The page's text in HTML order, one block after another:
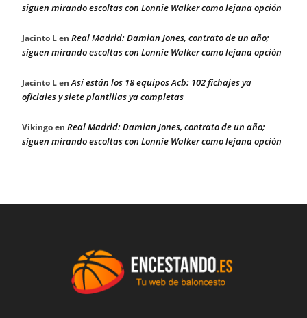
siguen mirando escoltas con Lonnie Walker como lejana opción
Jacinto Len Real Madrid: Damian Jones, contrato de un año;
siguen mirando escoltas con Lonnie Walker como lejana opción
Jacinto LenAsí están los 18 equipos Acb: 102 fichajes ya
oficiales y siete plantillas ya completas
Vikingoen Real Madrid: Damian Jones, contrato de un año;
siguen mirando escoltas con Lonnie Walker como lejana opción